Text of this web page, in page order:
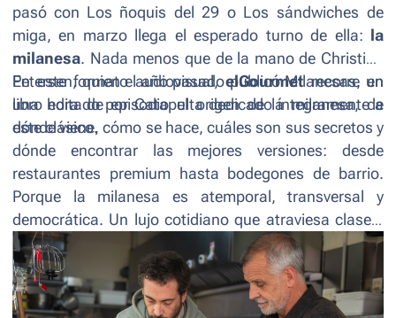
pasó con Los ñoquis del 29 o Los sándwiches de
miga, en marzo llega el esperado turno de ella: la
milanesa. Nada menos que de la mano de Christian
Petersen, quien el año pasado publicóMilanesas, un
libro editado por Catapulta dedicado íntegramente a
este clásico.
En este formato audiovisual,elGourmetrecorre en
una hora de episodio el origen de la milanesa, de
dónde viene, cómo se hace, cuáles son sus secretos y
dónde encontrar las mejores versiones: desde
restaurantes premium hasta bodegones de barrio.
Porque la milanesa es atemporal, transversal y
democrática. Un lujo cotidiano que atraviesa clases,
generaciones y gustos, y que habla de sabores,
recuerdos y sensaciones.